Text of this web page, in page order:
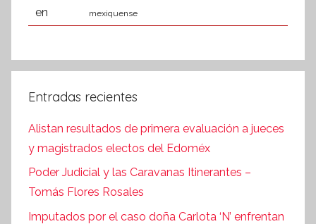
mexiquense
Entradas recientes
Alistan resultados de primera evaluación a jueces
y magistrados electos del Edoméx
Poder Judicial y las Caravanas Itinerantes –
Tomás Flores Rosales
Imputados por el caso doña Carlota ‘N’ enfrentan